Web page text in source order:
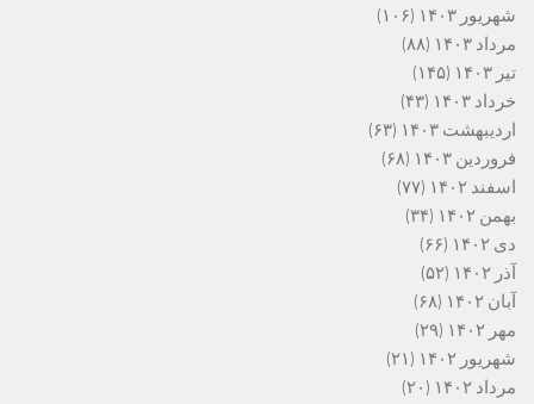
شهریور ۱۴۰۳
(۱۰۶)
مرداد ۱۴۰۳
(۸۸)
تیر ۱۴۰۳
(۱۴۵)
خرداد ۱۴۰۳
(۴۳)
اردیبهشت ۱۴۰۳
(۶۳)
فروردین ۱۴۰۳
(۶۸)
اسفند ۱۴۰۲
(۷۷)
بهمن ۱۴۰۲
(۳۴)
دی ۱۴۰۲
(۶۶)
آذر ۱۴۰۲
(۵۲)
آبان ۱۴۰۲
(۶۸)
مهر ۱۴۰۲
(۲۹)
شهریور ۱۴۰۲
(۲۱)
مرداد ۱۴۰۲
(۲۰)